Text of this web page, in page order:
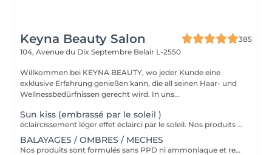
Keyna Beauty Salon
385
104, Avenue du Dix Septembre Belair L-2550
Willkommen bei KEYNA BEAUTY, wo jeder Kunde eine
exklusive Erfahrung genießen kann, die all seinen Haar- und
Wellnessbedürfnissen gerecht wird. In uns...
Sun kiss (embrassé par le soleil )
éclaircissement léger effet éclairci par le soleil. Nos produits sont formulés sans PPD ni ammoniaque et renferment des ingrédients d'origine naturelle comme l'aloe vera, le miel, le beurre de karité et la grenade. VEUILLEZ SÉLECTIONNER LE COIFFAGE PAR LA SUITE DE VOTRE RÉSERVATION SVP
BALAYAGES / OMBRES / MECHES
Nos produits sont formulés sans PPD ni ammoniaque et renferment des ingrédients d'origine naturelle comme l'aloe vera, le miel, le beurre de karité et la grenade. VEUILLEZ SÉLECTIONNER LE COIFFAGE PAR LA SUITE DE VOTRE RÉSERVATION SVP